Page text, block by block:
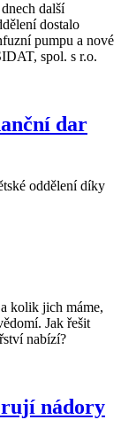
další
dostalo
pumpu a nové
spol. s r.o.
dar
oddělení díky
kolik jich máme,
Jak řešit
nabízí?
nádory